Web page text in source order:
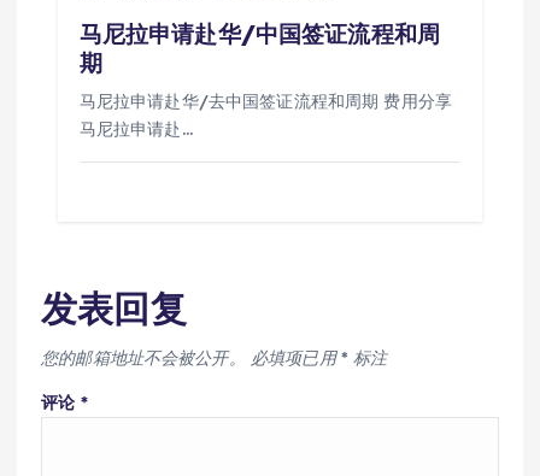
马尼拉申请赴华/中国签证流程和周
期
马尼拉申请赴华/去中国签证流程和周期 费用分享
马尼拉申请赴…
发表回复
您的邮箱地址不会被公开。 必填项已用* 标注
评论 *